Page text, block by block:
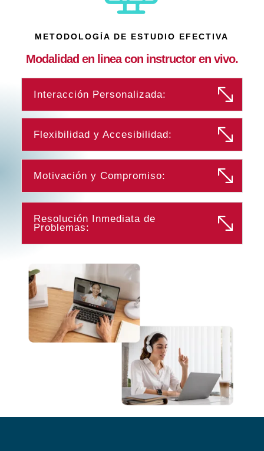
METODOLOGÍA DE ESTUDIO EFECTIVA
Modalidad en linea con instructor en vivo.
Interacción Personalizada:
Flexibilidad y Accesibilidad:
Motivación y Compromiso:
Resolución Inmediata de
Problemas: